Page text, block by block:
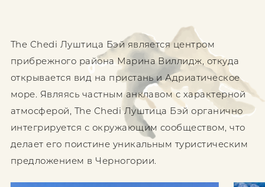
The Chedi Луштица Бэй является центром
прибрежного района Марина Виллидж, откуда
открывается вид на пристань и Адриатическое
море. Являясь частным анклавом с характерной
атмосферой, The Chedi Луштица Бэй органично
интегрируется с окружающим сообществом, что
делает его поистине уникальным туристическим
предложением в Черногории.